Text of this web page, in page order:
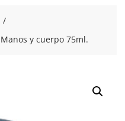
y cuerpo 75ml.